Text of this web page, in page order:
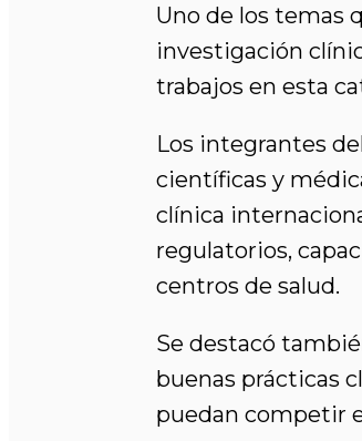
Uno de los temas
investigación
trabajos en esta
Los integrantes
científicas y
clínica
regulatorios,
centros de salud.
Se destacó
buenas prácticas
puedan competir